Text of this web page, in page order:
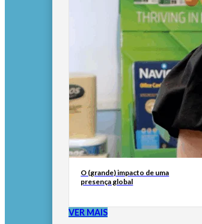
O (grande) impacto de uma
presença global
VER MAIS